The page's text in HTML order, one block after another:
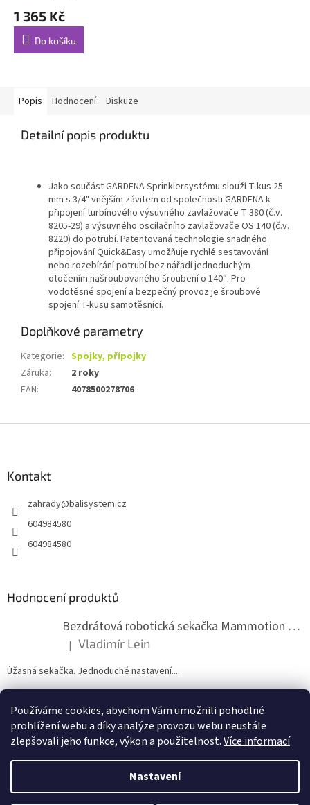
Používáme cookies, abychom Vám umožnili pohodlné
prohlížení webu a díky analýze provozu webu neustále
zlepšovali jeho funkce, výkon a použitelnost.Více informací
Nastavení
1 365 Kč
Do košíku
Popis Hodnocení Diskuze
Detailní popis produktu
Jako součást GARDENA Sprinklersystému slouží T-kus 25
mm s 3/4" vnějším závitem od společnosti GARDENA k
připojení turbínového výsuvného zavlažovače T 380 (č.v.
8205-29) a výsuvného oscilačního zavlažovače OS 140 (č.v.
8220) do potrubí. Patentovaná technologie snadného
připojování Quick&Easy umožňuje rychlé sestavování
nebo rozebírání potrubí bez nářadí jednoduchým
otočením našroubovaného šroubení o 140°. Pro
vodotěsné spojení a bezpečný provoz je šroubové
spojení T-kusu samotěsnící.
Doplňkové parametry
Kategorie: Spojky, přípojky
Záruka:
2 roky
EAN: 4078500278706
Kontakt
zahrady@balisystem.cz
604984580
604984580
Hodnocení produktů
Bezdrátová robotická sekačka Mammotion LUBA mini 2 1500
Hodnocení produktu je 5 z 5 hvězdiček.
| Vladimír Lein
Úžasná sekačka. Jednoduché nastavení....
ZDE NÁM MŮŽETE VLOŽIT HODNOCENÍ
Vytvořil Shoptet